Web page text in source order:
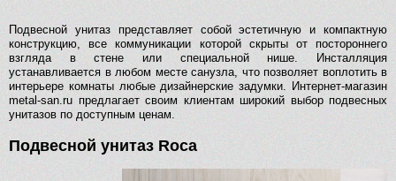
Подвесной унитаз представляет собой эстетичную и компактную
конструкцию, все коммуникации которой скрыты от постороннего
взгляда в стене или специальной нише. Инсталляция
устанавливается в любом месте санузла, что позволяет воплотить в
интерьере комнаты любые дизайнерские задумки. Интернет-магазин
metal-san.ru предлагает своим клиентам широкий выбор подвесных
унитазов по доступным ценам.
Подвесной унитаз Roca